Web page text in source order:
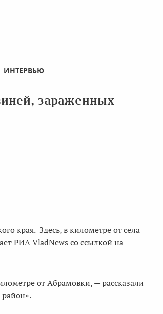
ИНТЕРВЬЮ
зараженных
края. Здесь, в километре от села
РИА VladNews со ссылкой на
от Абрамовки, — рассказали